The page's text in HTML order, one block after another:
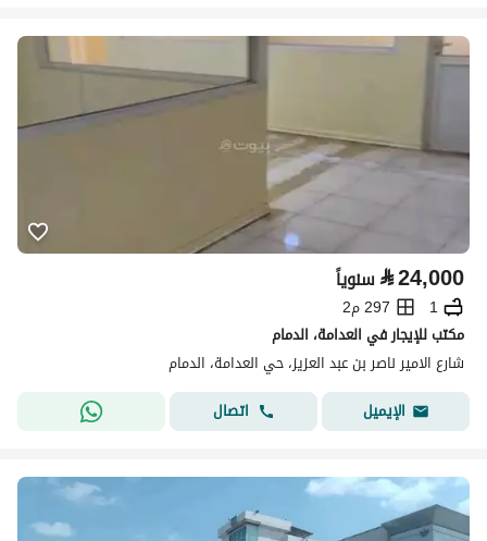
⃁24,000 سنوياً
1
297 م2
مكتب للإيجار في العدامة، الدمام
شارع الامير ناصر بن عبد العزيز، حي العدامة، الدمام
الإيميل
اتصال